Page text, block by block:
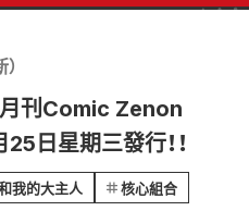
月刊Comic Zenon
日星期三發行！！
我的大主人
核心組合